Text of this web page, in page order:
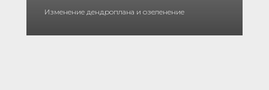
Изменение дендроплана и озеленение